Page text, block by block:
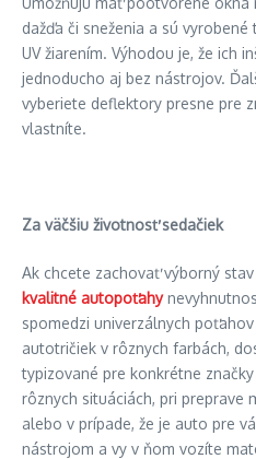
dažďa či sneženia a sú
UV žiarením. Výhodou je, že ich
jednoducho aj bez nástrojov.
vyberiete deflektory presne pre
vlastníte.
Za väčšiu životnosť sedačiek
Ak chcete zachovať výborný
kvalitné autopoťahy
spomedzi univerzálnych
autotričiek v rôznych farbách,
typizované pre konkrétne
rôznych situáciách, pri preprave
alebo v prípade, že je auto pre
nástrojom a vy v ňom vozíte